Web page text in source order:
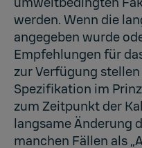
werden. Wenn die
angegeben wurde
Empfehlungen für
zur Verfügung
Spezifikation im
zum Zeitpunkt der
langsame Änderung
manchen Fällen als